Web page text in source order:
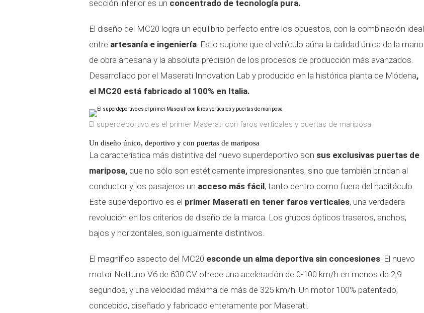
sección inferior es un concentrado de tecnología pura.
El diseño del MC20 logra un equilibrio perfecto entre los opuestos, con la combinación ideal
entre artesanía e ingeniería. Esto supone que el vehículo aúna la calidad única de la mano
de obra artesana y la absoluta precisión de los procesos de producción más avanzados.
Desarrollado por el Maserati Innovation Lab y producido en la histórica planta de Módena,
el MC20 está fabricado al 100% en Italia.
El superdeportivo es el primer Maserati con faros verticales y puertas de mariposa
Un diseño único, deportivo y con puertas de mariposa
La característica más distintiva del nuevo superdeportivo son sus exclusivas puertas de
mariposa, que no sólo son estéticamente impresionantes, sino que también brindan al
conductor y los pasajeros un acceso más fácil, tanto dentro como fuera del habitáculo.
Este superdeportivo es el primer Maserati en tener faros verticales, una verdadera
revolución en los criterios de diseño de la marca. Los grupos ópticos traseros, anchos,
bajos y horizontales, son igualmente distintivos.
El magnífico aspecto del MC20 esconde un alma deportiva sin concesiones. El nuevo
motor Nettuno V6 de 630 CV ofrece una aceleración de 0-100 km/h en menos de 2,9
segundos, y una velocidad máxima de más de 325 km/h. Un motor 100% patentado,
concebido, diseñado y fabricado enteramente por Maserati.